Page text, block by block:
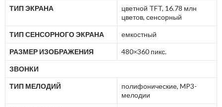
ТИП ЭКРАНА
цветной TFT, 16.78 млн
цветов, сенсорный
ТИП СЕНСОРНОГО ЭКРАНА емкостный
РАЗМЕР ИЗОБРАЖЕНИЯ 480×360 пикс.
ЗВОНКИ
ТИП МЕЛОДИЙ
полифонические, MP3-
мелодии